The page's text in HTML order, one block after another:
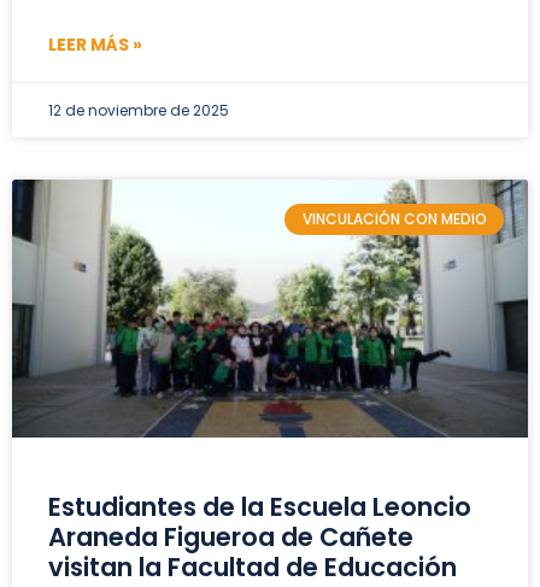
LEER MÁS »
12 de noviembre de 2025
VINCULACIÓN CON MEDIO
Estudiantes de la Escuela Leoncio
Araneda Figueroa de Cañete
visitan la Facultad de Educación